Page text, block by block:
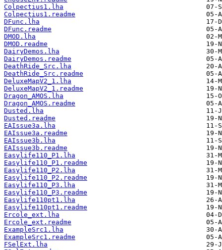
Colpectius1.lha
Colpectius1.readme
DFunc.lha
DFunc.readme
DMOD.lha
DMOD.readme
DairyDemos.lha
DairyDemos.readme
DeathRide_Src.lha
DeathRide_Src.readme
DeluxeMapV2_1.lha
DeluxeMapV2_1.readme
Dragon_AMOS.lha
Dragon_AMOS.readme
Dusted.lha
Dusted.readme
EAIssue3a.lha
EAIssue3a.readme
EAIssue3b.lha
EAIssue3b.readme
Easylife110_P1.lha
Easylife110_P1.readme
Easylife110_P2.lha
Easylife110_P2.readme
Easylife110_P3.lha
Easylife110_P3.readme
Easylife110pt1.lha
Easylife110pt1.readme
Ercole_ext.lha
Ercole_ext.readme
ExampleSrc1.lha
ExampleSrc1.readme
FSelExt.lha